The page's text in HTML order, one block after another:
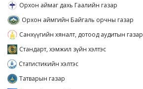
Орхон аймаг дахь Гаалийн газар
Орхон аймгийн Байгаль орчны газар
Санхүүгийн хяналт, дотоод аудитын газар
Стандарт, хэмжил зүйн хэлтэс
Статистикийн хэлтэс
Татварын газар